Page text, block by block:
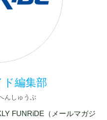
編集部
んしゅうぶ
FUNRiDE（メールマガジ